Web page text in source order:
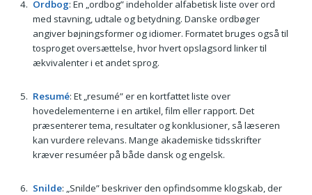
Ordbog: En „ordbog” indeholder alfabetisk liste over ord
med stavning, udtale og betydning. Danske ordbøger
angiver bøjningsformer og idiomer. Formatet bruges også til
tosproget oversættelse, hvor hvert opslagsord linker til
ækvivalenter i et andet sprog.
Resumé: Et „resumé” er en kortfattet liste over
hovedelementerne i en artikel, film eller rapport. Det
præsenterer tema, resultater og konklusioner, så læseren
kan vurdere relevans. Mange akademiske tidsskrifter
kræver resuméer på både dansk og engelsk.
Snilde: „Snilde” beskriver den opfindsomme klogskab, der